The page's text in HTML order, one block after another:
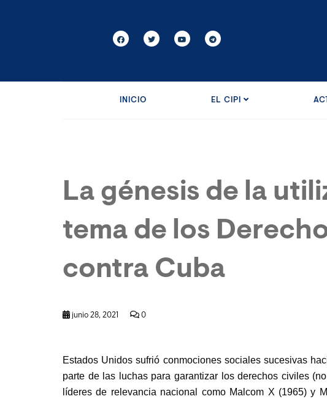
INICIO EL CIPI
La génesis de la
tema de los
contra Cuba
junio 28, 2021 0
Estados Unidos sufrió conmociones sociales sucesivas
parte de las luchas para garantizar los derechos civiles
líderes de relevancia nacional como Malcom X (1965) y